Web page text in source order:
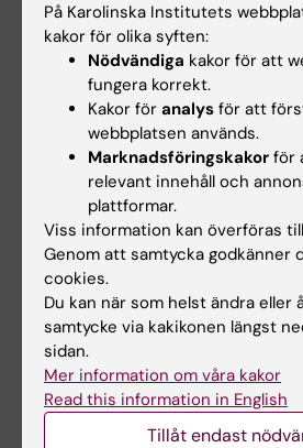
Forskningsområden:
Cancer och onkologi
Medicinsk bioteknologi (Inriktn.
stamcellsbiologi), molekylärbiologi,
biokemi eller biofarmaci)
Radiologi och bildbehandling
Innehållsgranskare:
Thuy Tran
Redaktör:Jenny Hawkes
Sidan uppdaterad:2026-08-09
Dela
På Karolinska Institutets
kakor för olika syften:
Nödvändiga kakor för att
fungera korrekt.
Kakor för analys för att
webbplatsen används.
Marknadsföringskakor för
relevant innehåll och
plattformar.
Viss information kan överföras
Genom att samtycka godkänner
cookies.
Du kan när som helst ändra eller
samtycke via kakikonen längst
sidan.
Mer information om våra kakor
Read this information in English
Tillåt endast